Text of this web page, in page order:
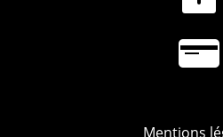
Mentions